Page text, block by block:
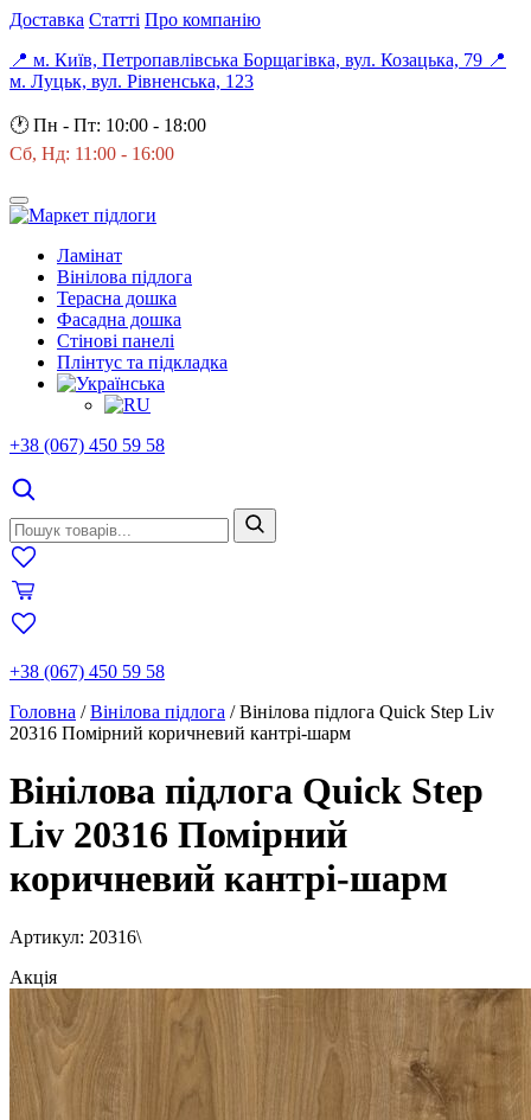
Доставка Статті Про компанію
📍 м. Київ, Петропавлівська Борщагівка, вул. Козацька, 79 📍
м. Луцьк, вул. Рівненська, 123
🕐 Пн - Пт: 10:00 - 18:00
Сб, Нд: 11:00 - 16:00
Ламінат
Вінілова підлога
Терасна дошка
Фасадна дошка
Стінові панелі
Плінтус та підкладка
+38 (067) 450 59 58
+38 (067) 450 59 58
Головна /Вінілова підлога /Вінілова підлога Quick Step Liv
20316 Помірний коричневий кантрі-шарм
Вінілова підлога Quick Step
Liv 20316 Помірний
коричневий кантрі-шарм
Артикул: 20316\
Акція